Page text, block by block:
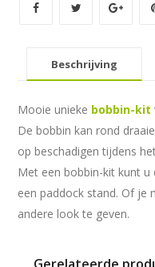
Beschrijving
Mooie unieke bobbin-kit
De bobbin kan rond
op beschadigen tijdens
Met een bobbin-kit kunt
een paddock stand. Of
andere look te geven.